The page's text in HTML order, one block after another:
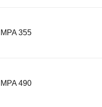
MPA 355
MPA 490